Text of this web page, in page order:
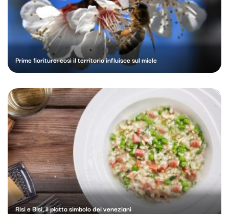
Prime fioriture: così il territorio influisce sul miele
Risi e Bisi, il piatto simbolo dei veneziani